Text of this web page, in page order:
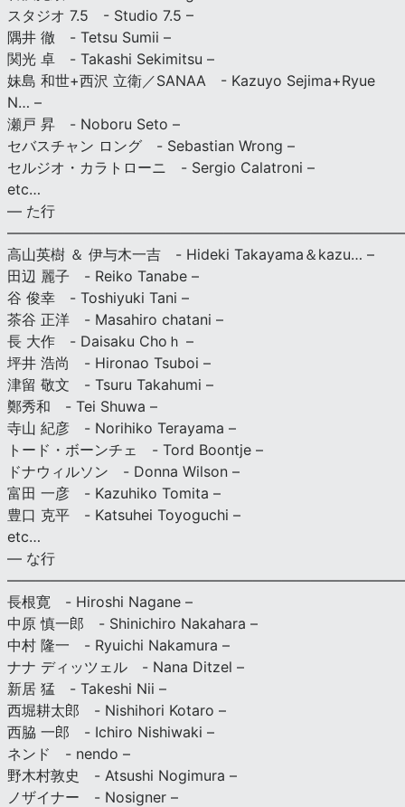
スタジオ 7.5 - Studio 7.5 –
隅井 徹 - Tetsu Sumii –
関光 卓 - Takashi Sekimitsu –
妹島 和世+西沢 立衛／SANAA - Kazuyo Sejima+Ryue
N… –
瀬戸 昇 - Noboru Seto –
セバスチャン ロング - Sebastian Wrong –
セルジオ・カラトローニ - Sergio Calatroni –
etc…
— た行
高山英樹 ＆ 伊与木一吉 - Hideki Takayama＆kazu… –
田辺 麗子 - Reiko Tanabe –
谷 俊幸 - Toshiyuki Tani –
茶谷 正洋 - Masahiro chatani –
長 大作 - Daisaku Choｈ –
坪井 浩尚 - Hironao Tsuboi –
津留 敬文 - Tsuru Takahumi –
鄭秀和 - Tei Shuwa –
寺山 紀彦 - Norihiko Terayama –
トード・ボーンチェ - Tord Boontje –
ドナウィルソン - Donna Wilson –
富田 一彦 - Kazuhiko Tomita –
豊口 克平 - Katsuhei Toyoguchi –
etc…
— な行
長根寛 - Hiroshi Nagane –
中原 慎一郎 - Shinichiro Nakahara –
中村 隆一 - Ryuichi Nakamura –
ナナ ディッツェル - Nana Ditzel –
新居 猛 - Takeshi Nii –
西堀耕太郎 - Nishihori Kotaro –
西脇 一郎 - Ichiro Nishiwaki –
ネンド - nendo –
野木村敦史 - Atsushi Nogimura –
ノザイナー - Nosigner –